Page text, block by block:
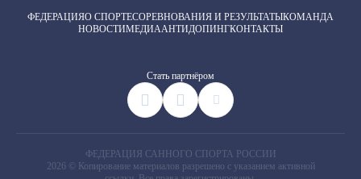
ФЕДЕРАЦИЯО СПОРТЕСОРЕВНОВАНИЯ И РЕЗУЛЬТАТЫКОМАНДА
НОВОСТИМЕДИААНТИДОПИНГКОНТАКТЫ
Cтать партнёром
ФЕДЕРАЦИЯ САННОГО СПОРТА РОССИИ
2026 © Копирование материалов разрешено с указанием активной